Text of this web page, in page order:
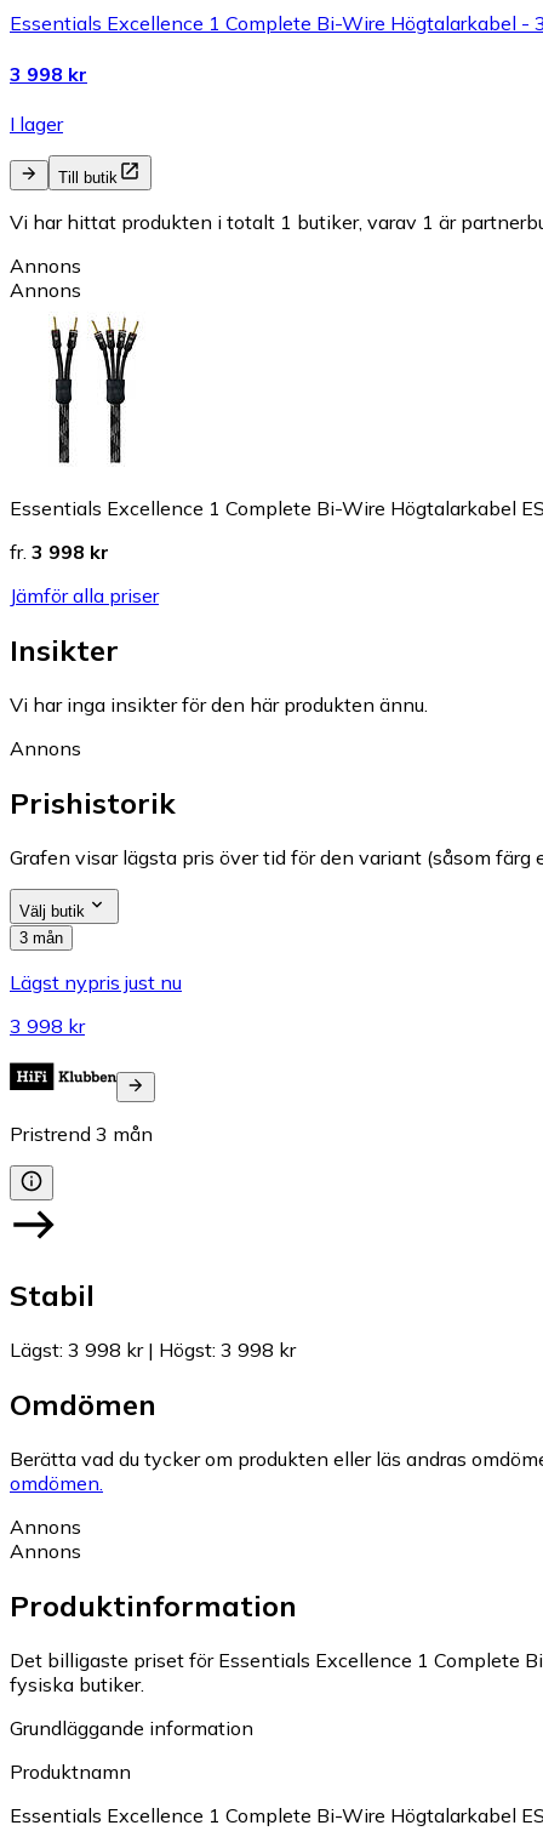
Essentials Excellence 1 Complete Bi-Wire Högtalarkabel -
3 998 kr
I lager
Till butik
Vi har hittat produkten i totalt 1 butiker, varav 1 är
Annons
Annons
Essentials Excellence 1 Complete Bi-Wire Högtalarkabel
fr. 3 998 kr
Jämför alla priser
Insikter
Vi har inga insikter för den här produkten ännu.
Annons
Prishistorik
Grafen visar lägsta pris över tid för den variant (såsom
Välj butik
3 mån
Lägst nypris just nu
3 998 kr
Pristrend 3 mån
Stabil
Lägst: 3 998 kr| Högst: 3 998 kr
Omdömen
Berätta vad du tycker om produkten eller läs andras
omdömen.
Annons
Annons
Produktinformation
Det billigaste priset för Essentials Excellence 1 Complete
fysiska butiker.
Grundläggande information
Produktnamn
Essentials Excellence 1 Complete Bi-Wire Högtalarkabel